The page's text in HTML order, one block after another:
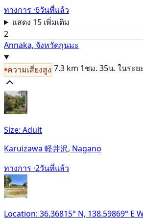
ทางการ ·6วันที่แล้ว
แสดง 15 เพิ่มเติม
2
Annaka, จังหวัดกุนมะ
ความเสี่ยงสูง 7.3 km 1ชม. 35น. ในระย
Size: Adult
Karuizawa 軽井沢, Nagano
ทางการ ·2วันที่แล้ว
Location: 36.36815° N, 138.59869° E